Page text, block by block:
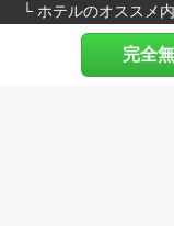
完全
└ ホテルのオススメ